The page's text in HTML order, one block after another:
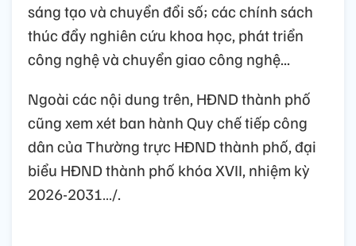
sáng tạo và chuyển đổi số; các chính sách
thúc đẩy nghiên cứu khoa học, phát triển
công nghệ và chuyển giao công nghệ...
Ngoài các nội dung trên, HĐND thành phố
cũng xem xét ban hành Quy chế tiếp công
dân của Thường trực HĐND thành phố, đại
biểu HĐND thành phố khóa XVII, nhiệm kỳ
2026-2031…/.